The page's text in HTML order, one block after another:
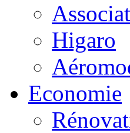
Higaro
Economie